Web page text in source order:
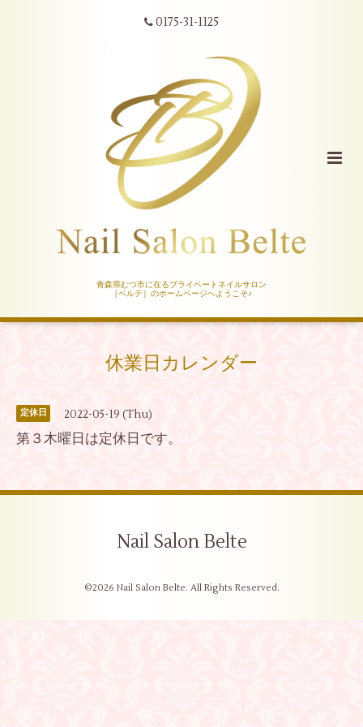
0175-31-1125
青森県むつ市に在るプライベートネイルサロン
［ベルテ］のホームページへようこそ♪
休業日カレンダー
定休日 2022-05-19 (Thu)
第３木曜日は定休日です。
Nail Salon Belte
©2026 Nail Salon Belte. All Rights Reserved.